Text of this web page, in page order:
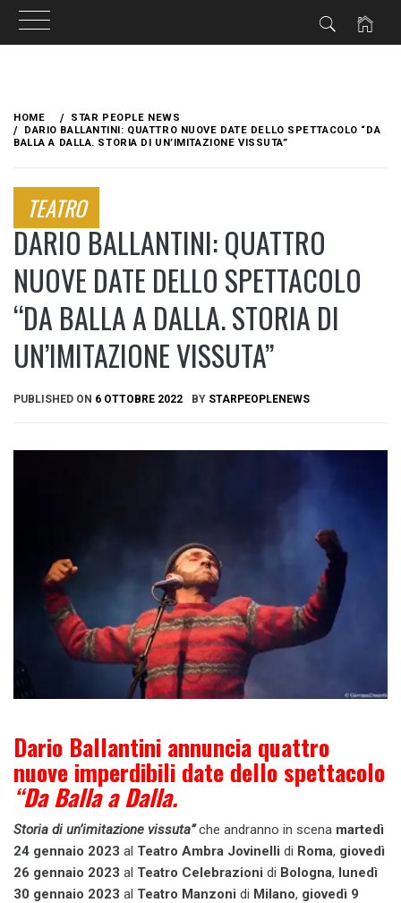
content
HOME
STAR PEOPLE NEWS
DARIO BALLANTINI: QUATTRO NUOVE DATE DELLO SPETTACOLO “DA
BALLA A DALLA. STORIA DI UN’IMITAZIONE VISSUTA”
TEATRO
DARIO BALLANTINI: QUATTRO
NUOVE DATE DELLO SPETTACOLO
“DA BALLA A DALLA. STORIA DI
UN’IMITAZIONE VISSUTA”
PUBLISHED ON 6 OTTOBRE 2022 BY STARPEOPLENEWS
Dario Ballantini annuncia quattro
nuove imperdibili date dello spettacolo
“Da Balla a Dalla.
Storia di un’imitazione vissuta”che andranno in scena martedì
24 gennaio 2023 al Teatro Ambra Jovinelli di Roma, giovedì
26 gennaio 2023 al Teatro Celebrazioni di Bologna, lunedì
30 gennaio 2023 al Teatro Manzoni di Milano, giovedì 9